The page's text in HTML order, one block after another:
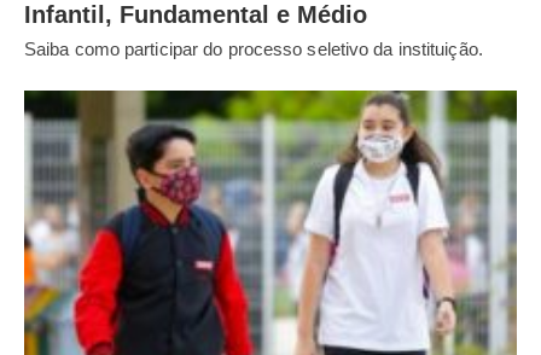
Infantil, Fundamental e Médio
Saiba como participar do processo seletivo da instituição.